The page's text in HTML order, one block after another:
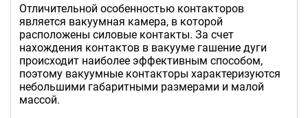
Отличительной особенностью контакторов
является вакуумная камера, в которой
расположены силовые контакты. За счет
нахождения контактов в вакууме гашение дуги
происходит наиболее эффективным способом,
поэтому вакуумные контакторы характеризуются
небольшими габаритными размерами и малой
массой.